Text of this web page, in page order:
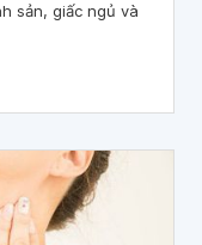
sản, giấc ngủ và